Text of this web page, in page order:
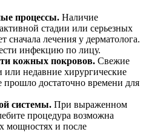
процессы. Наличие
стадии или серьезных
сначала лечения у дерматолога.
инфекцию по лицу.
кожных покровов. Свежие
недавние хирургические
прошло достаточно времени для
системы. При выраженном
процедура возможна
мощностях и после